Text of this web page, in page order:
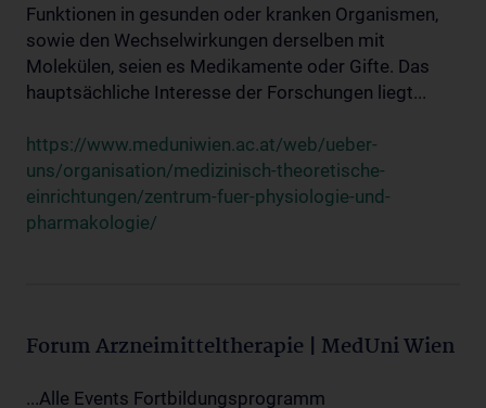
Funktionen in gesunden oder kranken Organismen,
sowie den Wechselwirkungen derselben mit
Molekülen, seien es Medikamente oder Gifte. Das
hauptsächliche Interesse der Forschungen liegt...
https://www.meduniwien.ac.at/web/ueber-
uns/organisation/medizinisch-theoretische-
einrichtungen/zentrum-fuer-physiologie-und-
pharmakologie/
Forum Arzneimitteltherapie | MedUni Wien
...Alle Events Fortbildungsprogramm